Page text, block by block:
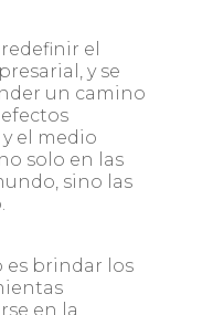
el
y se
un camino
el medio
solo en las
sino las
es ​​brindar los
en la